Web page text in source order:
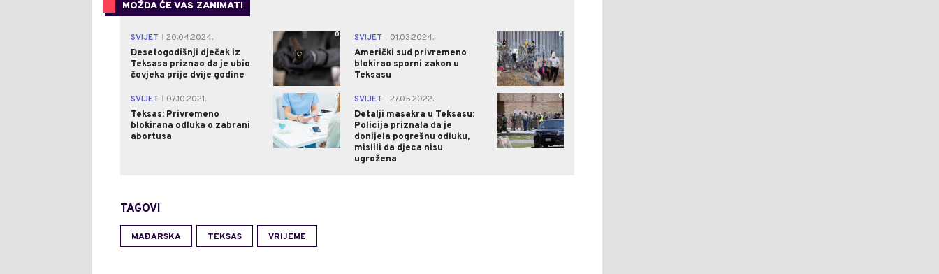
MOŽDA ĆE VAS ZANIMATI
SVIJET
20.04.2024.
Desetogodišnji dječak iz
Teksasa priznao da je ubio
čovjeka prije dvije godine
0 SVIJET
01.03.2024.
Američki sud privremeno
blokirao sporni zakon u
Teksasu
0
SVIJET
07.10.2021.
Teksas: Privremeno
blokirana odluka o zabrani
abortusa
0 SVIJET
27.05.2022.
Detalji masakra u Teksasu:
Policija priznala da je
donijela pogrešnu odluku,
mislili da djeca nisu
ugrožena
0
TAGOVI
MAĐARSKA TEKSAS VRIJEME